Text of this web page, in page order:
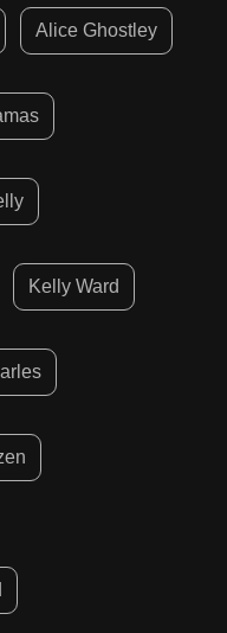
Alice Ghostley
Kelly Ward